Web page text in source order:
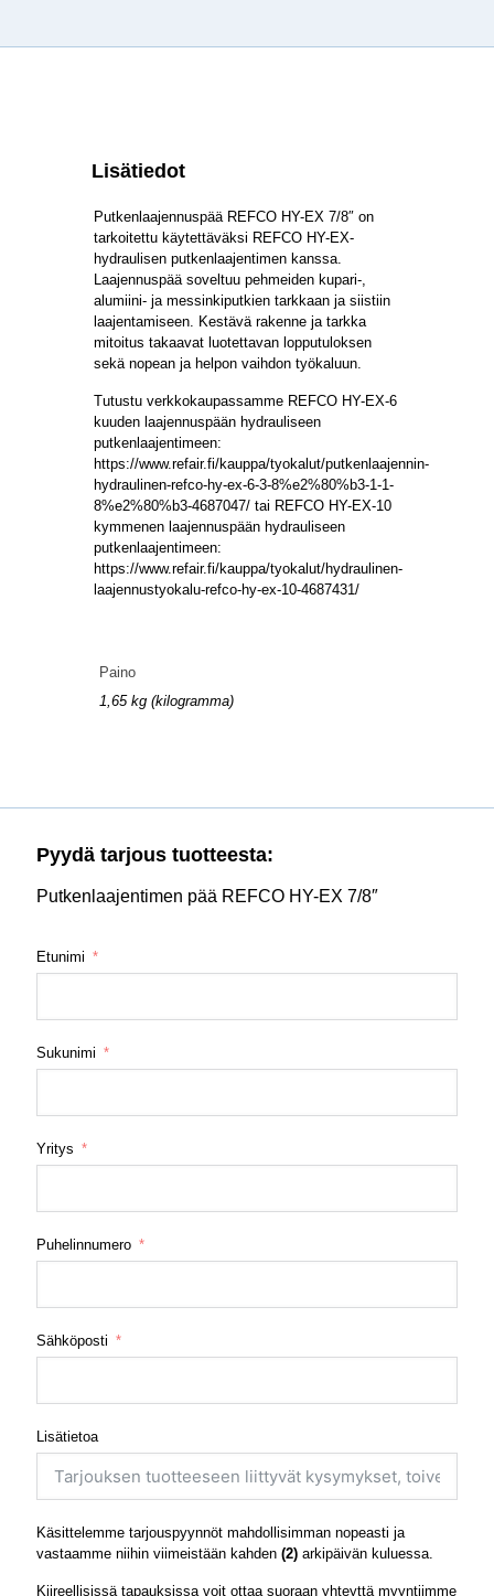
Lisätiedot
Putkenlaajennuspää REFCO HY-EX 7/8″ on
tarkoitettu käytettäväksi REFCO HY-EX-
hydraulisen putkenlaajentimen kanssa.
Laajennuspää soveltuu pehmeiden kupari-,
alumiini- ja messinkiputkien tarkkaan ja siistiin
laajentamiseen. Kestävä rakenne ja tarkka
mitoitus takaavat luotettavan lopputuloksen
sekä nopean ja helpon vaihdon työkaluun.
Tutustu verkkokaupassamme REFCO HY-EX-6
kuuden laajennuspään hydrauliseen
putkenlaajentimeen:
https://www.refair.fi/kauppa/tyokalut/putkenlaajennin-
hydraulinen-refco-hy-ex-6-3-8%e2%80%b3-1-1-
8%e2%80%b3-4687047/ tai REFCO HY-EX-10
kymmenen laajennuspään hydrauliseen
putkenlaajentimeen:
https://www.refair.fi/kauppa/tyokalut/hydraulinen-
laajennustyokalu-refco-hy-ex-10-4687431/
Paino
1,65 kg (kilogramma)
Pyydä tarjous tuotteesta:
Putkenlaajentimen pää REFCO HY-EX 7/8″
Etunimi
Sukunimi
Yritys
Puhelinnumero
Sähköposti
Lisätietoa
Käsittelemme tarjouspyynnöt mahdollisimman nopeasti ja
vastaamme niihin viimeistään kahden (2) arkipäivän kuluessa.
Kiireellisissä tapauksissa voit ottaa suoraan yhteyttä myyntiimme